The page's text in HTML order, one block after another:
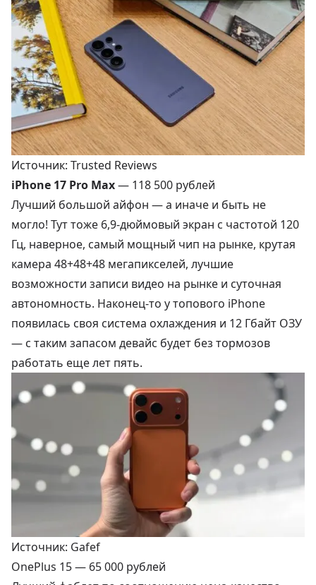
Источник: Trusted Reviews
iPhone 17 Pro Max— 118 500 рублей
Лучший большой айфон — а иначе и быть не
могло! Тут тоже 6,9-дюймовый экран с частотой 120
Гц, наверное, самый мощный чип на рынке, крутая
камера 48+48+48 мегапикселей, лучшие
возможности записи видео на рынке и суточная
автономность. Наконец-то у топового iPhone
появилась своя система охлаждения и 12 Гбайт ОЗУ
— с таким запасом девайс будет без тормозов
работать еще лет пять.
Источник: Gafef
OnePlus 15 — 65 000 рублей